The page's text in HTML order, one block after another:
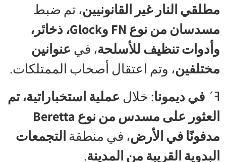
مطلقي النار غير القانونيين، تم ضبط
مسدسان من نوع FN وGlock، ذخائر،
وأدوات تنظيف للأسلحة، في عنوانين
مختلفين، وتم اعتقال أصحاب الممتلكات.
ߔ´ في ديمونا: خلال عملية استخباراتية، تم
العثور على مسدس من نوع Beretta
مدفونًا في الأرض، في منطقة التجمعات
البدوية القريبة من المدينة.